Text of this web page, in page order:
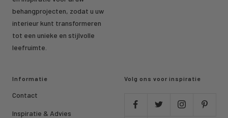
behangprojecten, zodat u uw
interieur kunt transformeren
tot een unieke en stijlvolle
leefruimte.
Informatie
Contact
Inspiratie & Advies
Volg ons voor inspiratie